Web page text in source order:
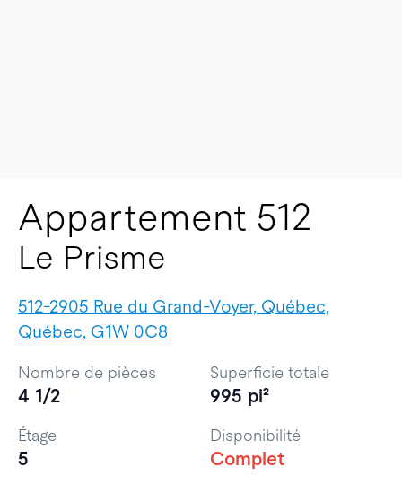
Appartement 512
Le Prisme
512-2905 Rue du Grand-Voyer, Québec,
Québec, G1W 0C8
Nombre de pièces
4 1/2
Superficie totale
995 pi²
Étage
5
Disponibilité
Complet